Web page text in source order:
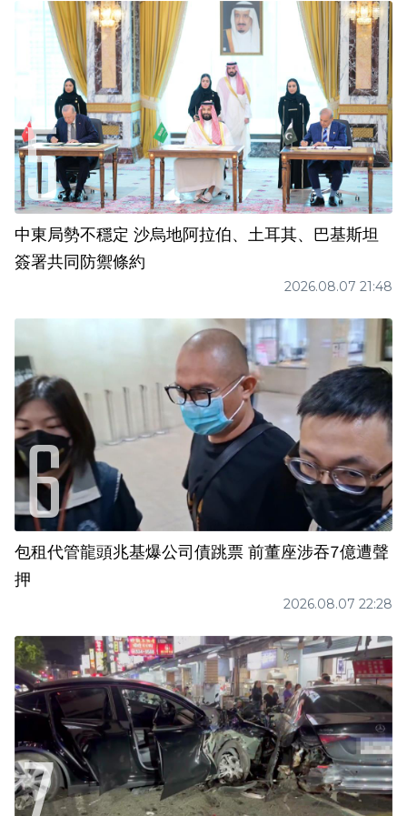
中東局勢不穩定 沙烏地阿拉伯、土耳其、巴基斯坦
簽署共同防禦條約
2026.08.07 21:48
包租代管龍頭兆基爆公司債跳票 前董座涉吞7億遭聲
押
2026.08.07 22:28